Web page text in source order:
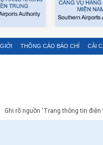
THÔNG CÁO BÁO CHÍ CẢI
Ghi rõ nguồn 'Trang thông tin